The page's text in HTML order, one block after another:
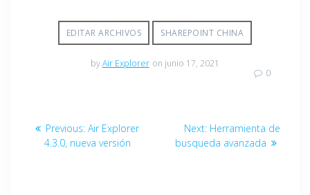
EDITAR ARCHIVOS SHAREPOINT CHINA
byAir Explorer on junio 17, 2021
0
Previous: Air Explorer
4.3.0, nueva versión
Next: Herramienta de
busqueda avanzada